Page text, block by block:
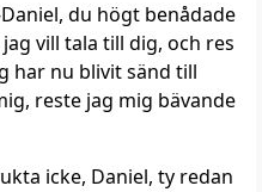
du högt benådade
vill tala till dig, och res
har nu blivit sänd till
reste jag mig bävande
icke, Daniel, ty redan